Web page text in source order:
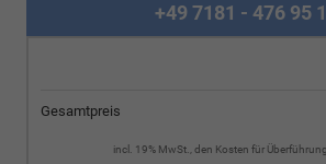
+49 7181 - 476 95
Gesamtpreis
incl. 19% MwSt., den Kosten für